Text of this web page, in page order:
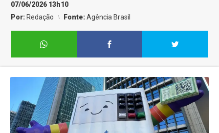
07/06/2026 13h10
Por: Redação Fonte:Agência Brasil